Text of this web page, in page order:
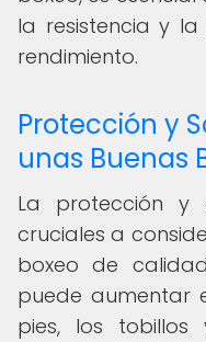
la resistencia y
rendimiento.
Protección y
unas Buenas
La protección y
cruciales a
boxeo de
puede aumentar
pies, los